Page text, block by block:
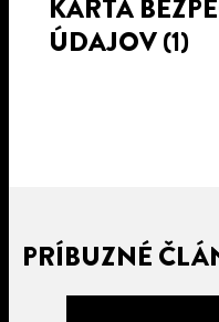
KARTA
ÚDAJOV(1)
PRÍBUZNÉ